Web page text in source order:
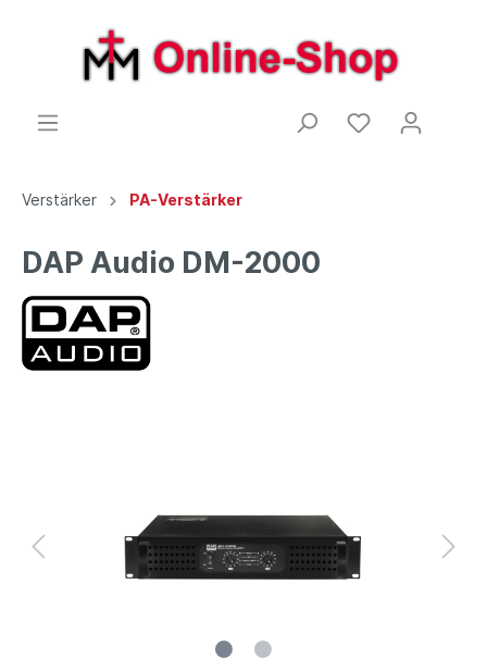
Verstärker PA-Verstärker
DAP Audio DM-2000